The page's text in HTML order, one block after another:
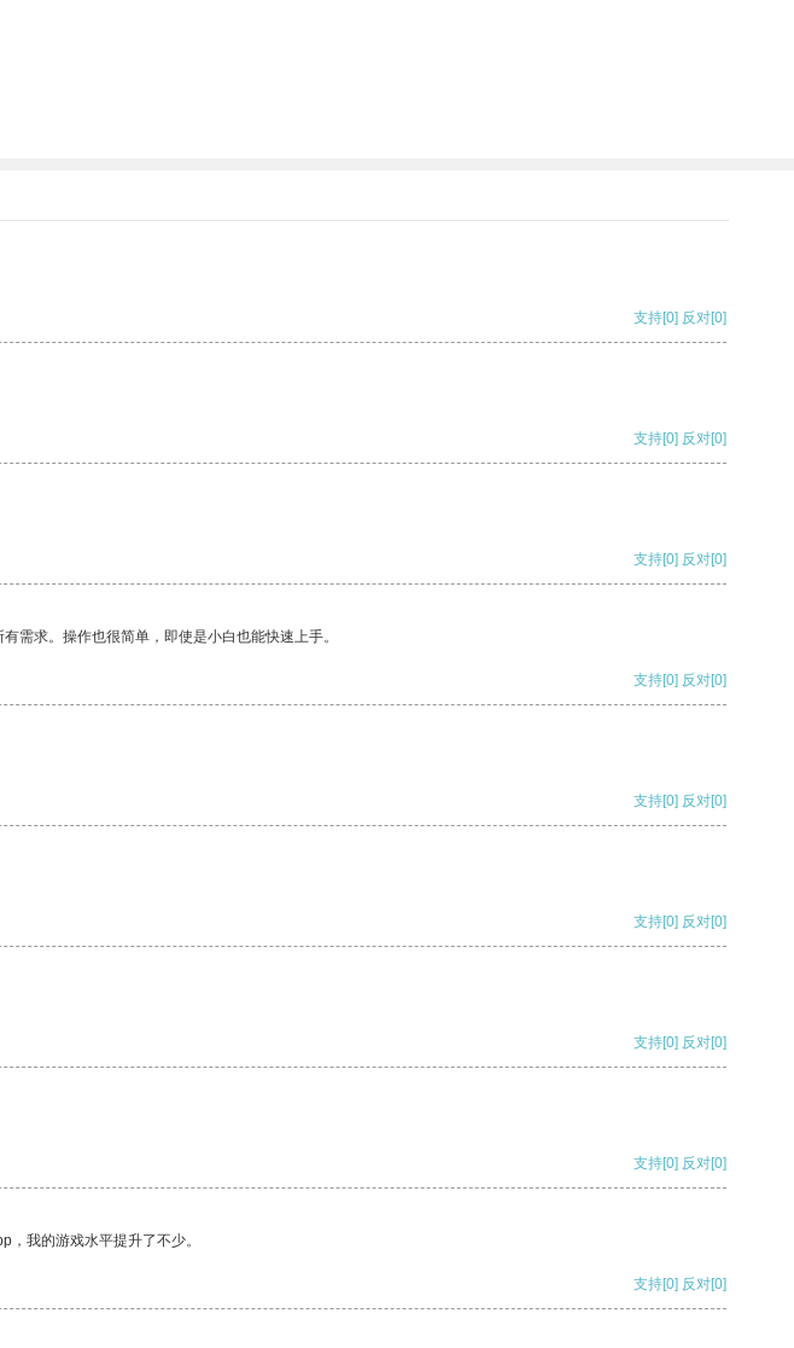
支持[0] 反对[0]
支持[0] 反对[0]
支持[0] 反对[0]
需求。操作也很简单，即使是小白也能快速上手。
支持[0] 反对[0]
支持[0] 反对[0]
支持[0] 反对[0]
支持[0] 反对[0]
支持[0] 反对[0]
我的游戏水平提升了不少。
支持[0] 反对[0]